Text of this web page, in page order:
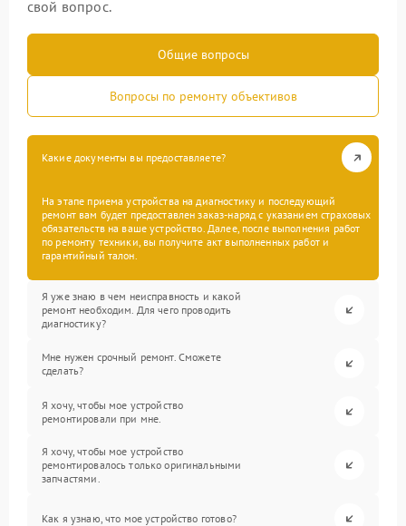
свой вопрос.
Общие вопросы
Вопросы по ремонту объективов
Какие документы вы предоставляете?
На этапе приема устройства на диагностику и последующий
ремонт вам будет предоставлен заказ-наряд с указанием страховых
обязательств на ваше устройство. Далее, после выполнения работ
по ремонту техники, вы получите акт выполненных работ и
гарантийный талон.
Я уже знаю в чем неисправность и какой
ремонт необходим. Для чего проводить
диагностику?
Мне нужен срочный ремонт. Сможете
сделать?
Я хочу, чтобы мое устройство
ремонтировали при мне.
Я хочу, чтобы мое устройство
ремонтировалось только оригинальными
запчастями.
Как я узнаю, что мое устройство готово?